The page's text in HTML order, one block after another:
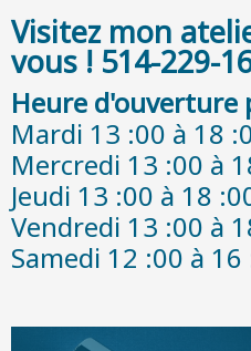
Visitez mon
vous ! 514-229-
Heure d'ouverture
Mardi 13 :00 à 18
Mercredi 13 :00 à
Jeudi 13 :00 à 18
Vendredi 13 :00 à
Samedi 12 :00 à 16